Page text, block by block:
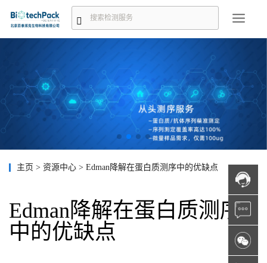
主页 > 资源中心 > Edman降解在蛋白质测序中的优缺点
Edman降解在蛋白质测序
中的优缺点